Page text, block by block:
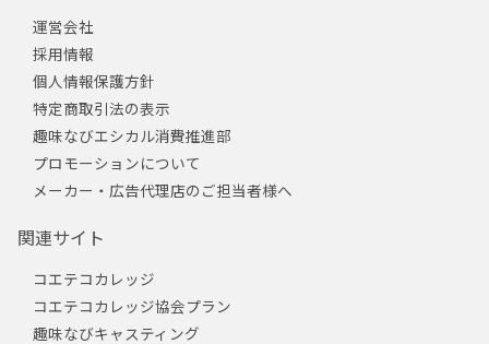
運営会社
採用情報
個人情報保護方針
特定商取引法の表示
趣味なびエシカル消費推進部
プロモーションについて
メーカー・広告代理店のご担当者様へ
関連サイト
コエテコカレッジ
コエテコカレッジ協会プラン
趣味なびキャスティング